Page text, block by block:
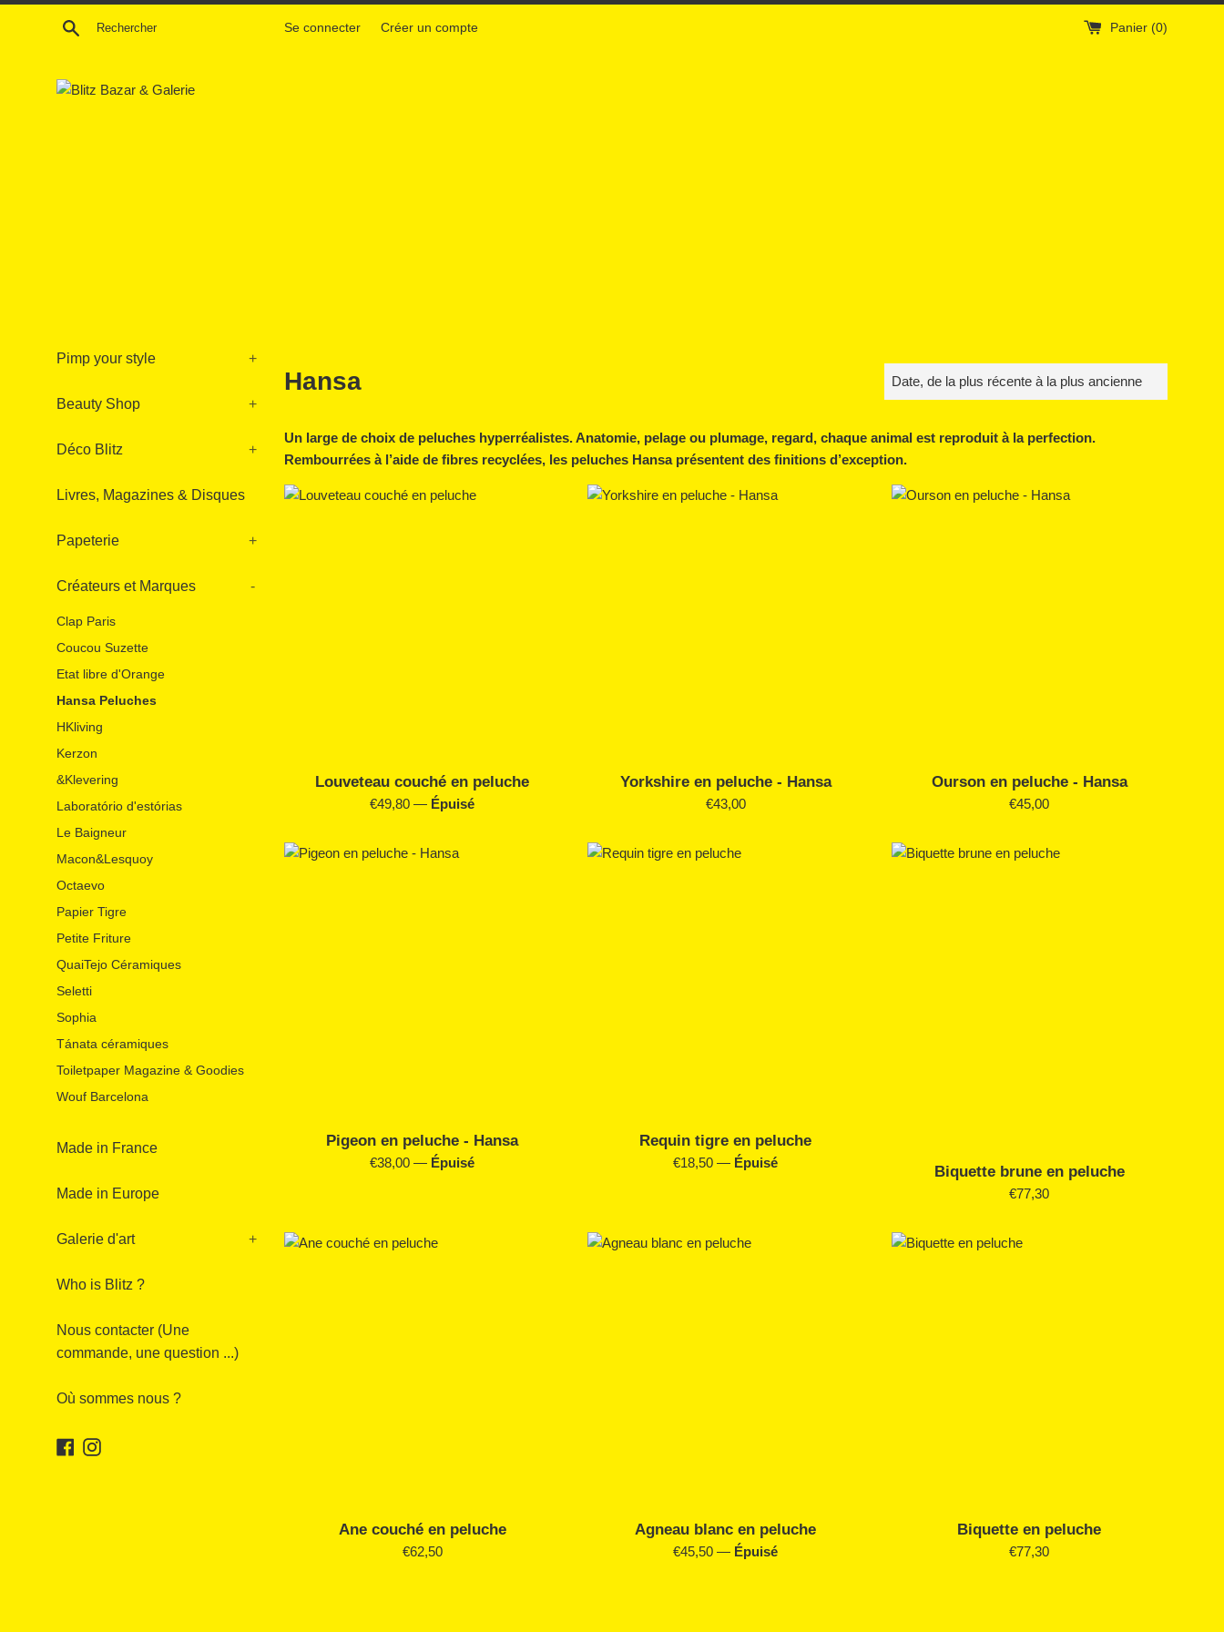
Passer
Recherche Se connecter Créer un compte Panier (0)
Pimp your style +
Beauty Shop +
Déco Blitz +
Livres, Magazines & Disques
Papeterie +
Créateurs et Marques -
Clap Paris
Coucou Suzette
Etat libre d'Orange
Hansa Peluches
HKliving
Kerzon
&Klevering
Laboratório d'estórias
Le Baigneur
Macon&Lesquoy
Octaevo
Papier Tigre
Petite Friture
QuaiTejo Céramiques
Seletti
Sophia
Tánata céramiques
Toiletpaper Magazine & Goodies
Wouf Barcelona
Made in France
Made in Europe
Galerie d'art +
Who is Blitz ?
Nous contacter (Une
commande, une question ...)
Où sommes nous ?
Facebook
Instagram
Hansa
Trier
Un large de choix de peluches hyperréalistes. Anatomie, pelage ou plumage, regard, chaque animal est reproduit à la perfection.
Rembourrées à l’aide de fibres recyclées, les peluches Hansa présentent des finitions d’exception.
Louveteau couché en peluche
Prix
€49,80 — Épuisé
Yorkshire en peluche - Hansa
Prix
€43,00
Ourson en peluche - Hansa
Prix
€45,00
Pigeon en peluche - Hansa
Prix
€38,00 — Épuisé
Requin tigre en peluche
Prix
€18,50 — Épuisé
Biquette brune en peluche
Prix
€77,30
Ane couché en peluche
Prix
€62,50
Agneau blanc en peluche
Prix
€45,50 — Épuisé
Biquette en peluche
Prix
€77,30